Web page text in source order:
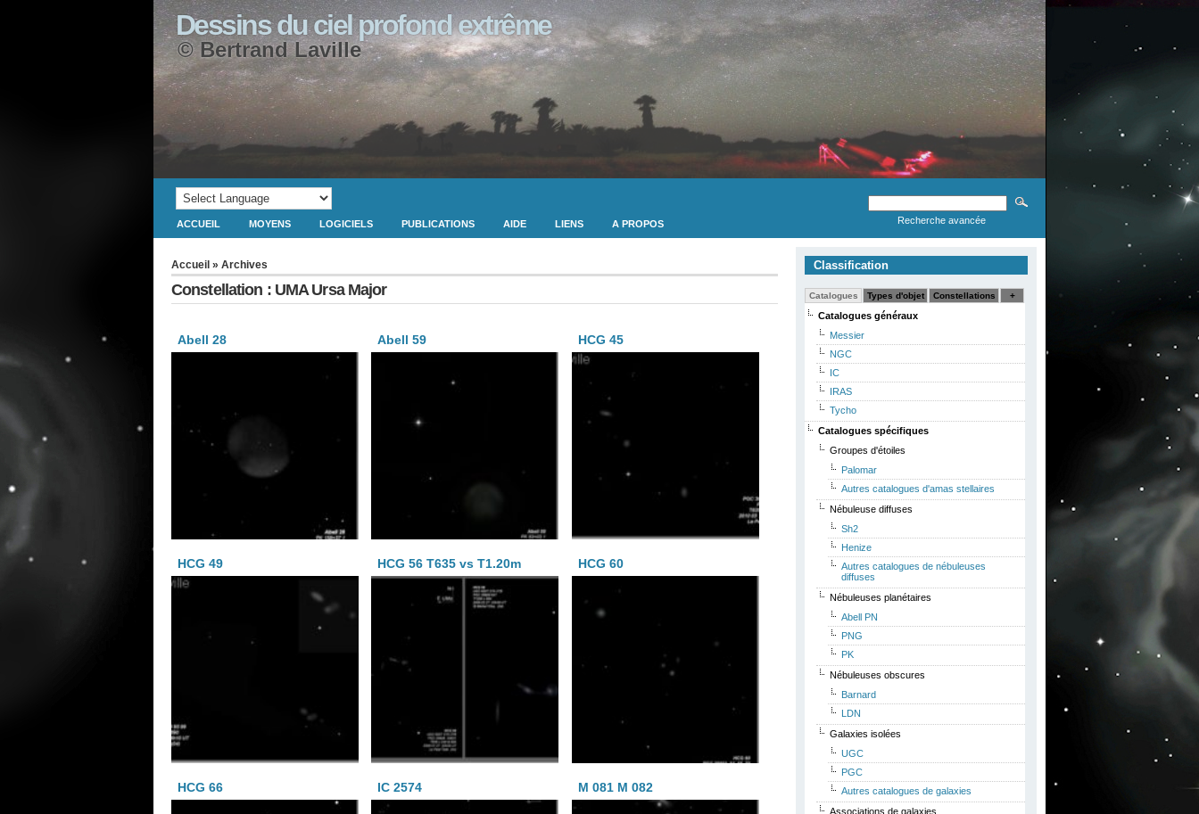
Dessins du ciel profond extrême
© Bertrand Laville
Recherche avancée
ACCUEIL MOYENS LOGICIELS PUBLICATIONS AIDE LIENS A PROPOS
Accueil » Archives
Constellation : UMA Ursa Major
Abell 28 Abell 59 HCG 45
HCG 49 HCG 56 T635 vs T1.20m HCG 60
HCG 66 IC 2574 M 081 M 082
Classification
Catalogues Types d'objet Constellations +
Catalogues généraux
Messier
NGC
IC
IRAS
Tycho
Catalogues spécifiques
Groupes d'étoiles
Palomar
Autres catalogues d'amas stellaires
Nébuleuse diffuses
Sh2
Henize
Autres catalogues de nébuleuses
diffuses
Nébuleuses planétaires
Abell PN
PNG
PK
Nébuleuses obscures
Barnard
LDN
Galaxies isolées
UGC
PGC
Autres catalogues de galaxies
Associations de galaxies